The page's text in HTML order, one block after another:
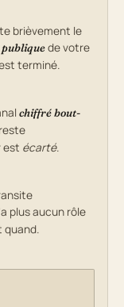
brièvement le
publiquede votre
terminé.
chiffré bout-
est écarté.
plus aucun rôle
quand.